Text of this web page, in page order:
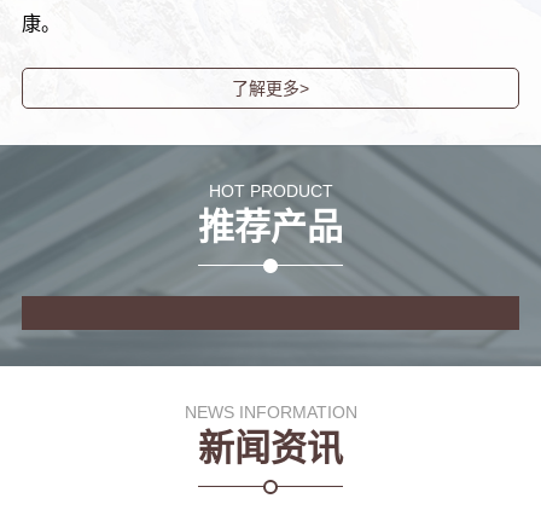
康。
了解更多>
HOT PRODUCT
推荐产品
NEWS INFORMATION
新闻资讯